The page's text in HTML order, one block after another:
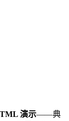
演示——典